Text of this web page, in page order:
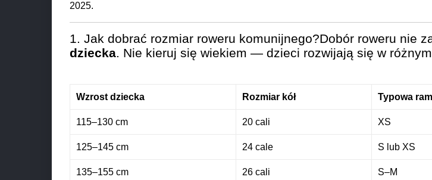
2025.
1. Jak dobrać rozmiar roweru komunijnego?Dobór roweru nie
dziecka. Nie kieruj się wiekiem — dzieci rozwijają się w
Wzrost dziecka Rozmiar kół Typowa
115–130 cm 20 cali XS
125–145 cm 24 cale S lub XS
135–155 cm 26 cali S–M